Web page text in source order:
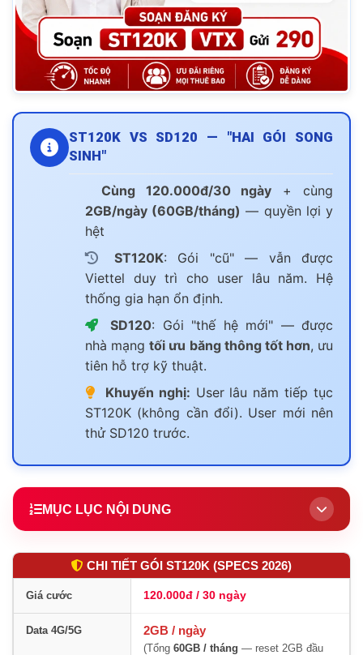
ST120K VS SD120 — "HAI GÓI SONG
SINH"
Cùng 120.000đ/30 ngày + cùng
2GB/ngày (60GB/tháng) — quyền lợi y
hệt
ST120K: Gói "cũ" — vẫn được
Viettel duy trì cho user lâu năm. Hệ
thống gia hạn ổn định.
SD120: Gói "thế hệ mới" — được
nhà mạngtối ưu băng thông tốt hơn, ưu
tiên hỗ trợ kỹ thuật.
Khuyến nghị: User lâu năm tiếp tục
ST120K (không cần đổi). User mới nên
thử SD120 trước.
MỤC LỤC NỘI DUNG
Chi tiết gói ST120K (Specs 2026)
Đánh giá thực tế gói ST120K
CHI TIẾT GÓI ST120K (SPECS 2026)
Giá cước 120.000đ / 30 ngày
Data 4G/5G 2GB / ngày
(Tổng 60GB / tháng — reset 2GB đầu